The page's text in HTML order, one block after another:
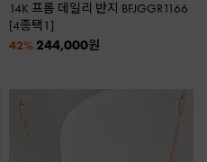
14K 프롬 데일리 반지 BFJGGR1166
[4종택1]
42% 244,000원